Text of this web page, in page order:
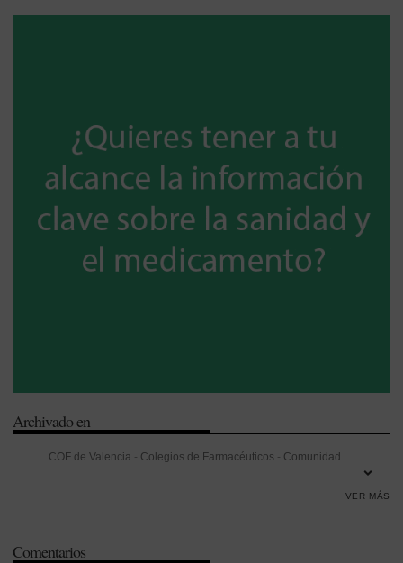
Archivado en
COF de Valencia - Colegios de Farmacéuticos - Comunidad
VER MÁS
Comentarios